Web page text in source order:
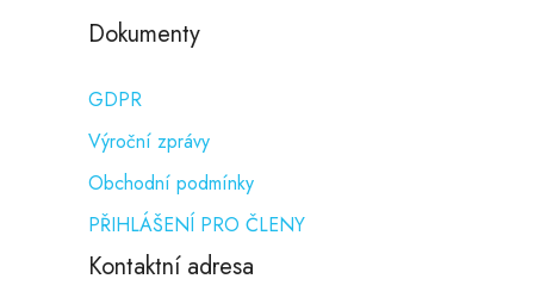
Dokumenty
GDPR
Výroční zprávy
Obchodní podmínky
PŘIHLÁŠENÍ PRO ČLENY
Kontaktní adresa